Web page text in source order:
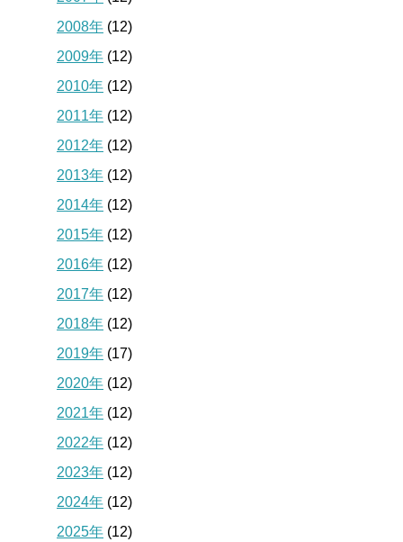
2008年 (12)
2009年 (12)
2010年 (12)
2011年 (12)
2012年 (12)
2013年 (12)
2014年 (12)
2015年 (12)
2016年 (12)
2017年 (12)
2018年 (12)
2019年 (17)
2020年 (12)
2021年 (12)
2022年 (12)
2023年 (12)
2024年 (12)
2025年 (12)